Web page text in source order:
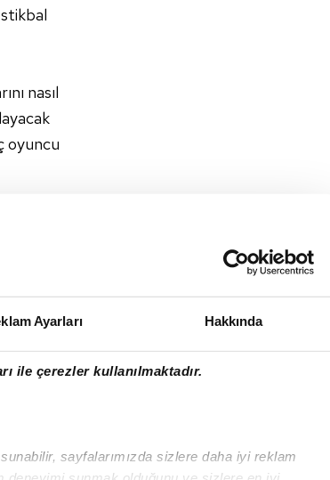
Ayarları Hakkında
ile çerezler kullanılmaktadır.
sayfalarımızda sizlere daha iyi reklam
nasıl
oyuncu
medya
para